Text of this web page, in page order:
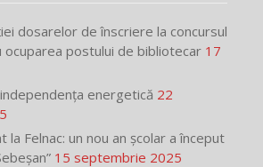
dosarelor de înscriere la concursul
postului de bibliotecar 17
energetică 22
la Felnac: un nou an școlar a început
15 septembrie 2025